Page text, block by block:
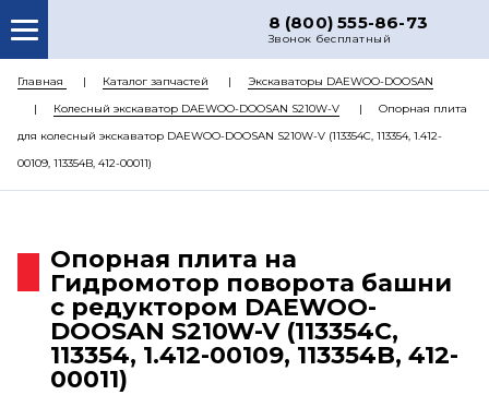
8 (800) 555-86-73
Звонок бесплатный
О НАС
КАТАЛОГ ЗАПЧАСТЕЙ
КОНТАКТЫ
Главная Каталог запчастей
Экскаваторы DAEWOO-DOOSAN
Колесный экскаватор DAEWOO-DOOSAN S210W-V
Опорная плита
для колесный экскаватор DAEWOO-DOOSAN S210W-V (113354C, 113354, 1.412-
00109, 113354B, 412-00011)
Опорная плита на
Гидромотор поворота башни
с редуктором DAEWOO-
DOOSAN S210W-V (113354C,
113354, 1.412-00109, 113354B, 412-
00011)